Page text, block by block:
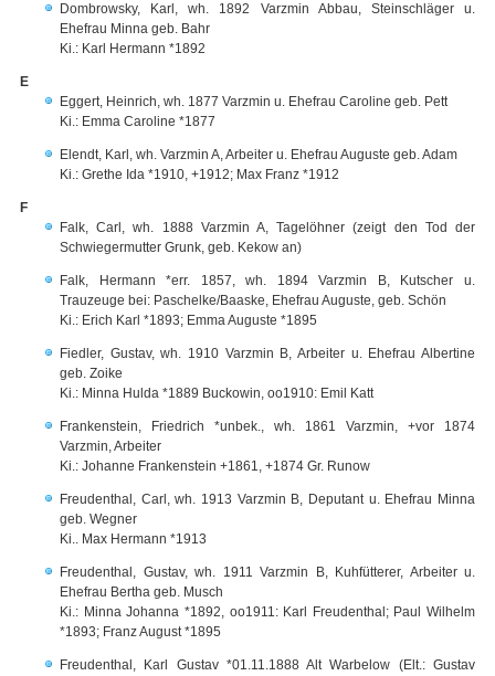
Dombrowsky, Karl, wh. 1892 Varzmin Abbau, Steinschläger u.
Ehefrau Minna geb. Bahr
Ki.: Karl Hermann *1892
E
Eggert, Heinrich, wh. 1877 Varzmin u. Ehefrau Caroline geb. Pett
Ki.: Emma Caroline *1877
Elendt, Karl, wh. Varzmin A, Arbeiter u. Ehefrau Auguste geb. Adam
Ki.: Grethe Ida *1910, +1912; Max Franz *1912
F
Falk, Carl, wh. 1888 Varzmin A, Tagelöhner (zeigt den Tod der
Schwiegermutter Grunk, geb. Kekow an)
Falk, Hermann *err. 1857, wh. 1894 Varzmin B, Kutscher u.
Trauzeuge bei: Paschelke/Baaske, Ehefrau Auguste, geb. Schön
Ki.: Erich Karl *1893; Emma Auguste *1895
Fiedler, Gustav, wh. 1910 Varzmin B, Arbeiter u. Ehefrau Albertine
geb. Zoike
Ki.: Minna Hulda *1889 Buckowin, oo1910: Emil Katt
Frankenstein, Friedrich *unbek., wh. 1861 Varzmin, +vor 1874
Varzmin, Arbeiter
Ki.: Johanne Frankenstein +1861, +1874 Gr. Runow
Freudenthal, Carl, wh. 1913 Varzmin B, Deputant u. Ehefrau Minna
geb. Wegner
Ki.. Max Hermann *1913
Freudenthal, Gustav, wh. 1911 Varzmin B, Kuhfütterer, Arbeiter u.
Ehefrau Bertha geb. Musch
Ki.: Minna Johanna *1892, oo1911: Karl Freudenthal; Paul Wilhelm
*1893; Franz August *1895
Freudenthal, Karl Gustav *01.11.1888 Alt Warbelow (Elt.: Gustav